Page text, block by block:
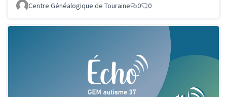
Centre Généalogique de Touraine
0 0